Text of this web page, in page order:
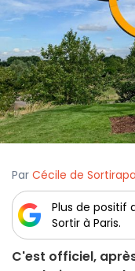
Par Cécile de
Plus de positif
Sortir à Paris.
C'est officiel,